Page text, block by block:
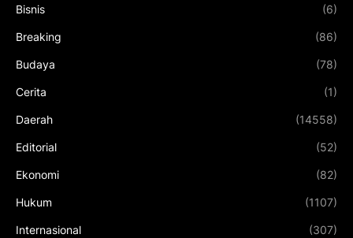
Bisnis (6)
Breaking (86)
Budaya (78)
Cerita (1)
Daerah (14558)
Editorial (52)
Ekonomi (82)
Hukum (1107)
Internasional (307)